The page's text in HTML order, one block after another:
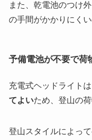
また、乾電池のつけ
の手間がかかりにく
予備電池が不要で荷
充電式ヘッドライトは
てよいため、登山の
登山スタイルによっ